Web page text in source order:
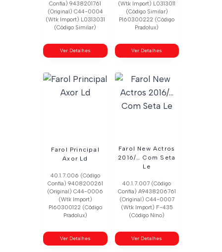
Confia) 9438201761
(Original) C44-0004
(Wtk Import) L0313031
(Código Similar)
Ver Detalhes
(Wtk Import) L0313011
(Código Similar)
Pl60300222 (Código
Pradolux)
Ver Detalhes
Farol Principal
Axor Ld
40.1.7.006 (Código
Confia) 9408200261
(Original) C44-0006
(Wtk Import)
Pl60300122 (Código
Pradolux)
Ver Detalhes
Farol New Actros
2016/… Com Seta
Le
40.1.7.007 (Código
Confia) A9438206761
(Original) C44-0007
(Wtk Import) F-435
(Código Nino)
Ver Detalhes